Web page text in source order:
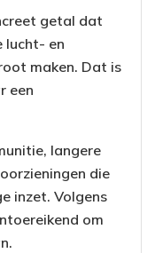
getal dat
lucht- en
maken. Dat is
een
langere
die
inzet. Volgens
om